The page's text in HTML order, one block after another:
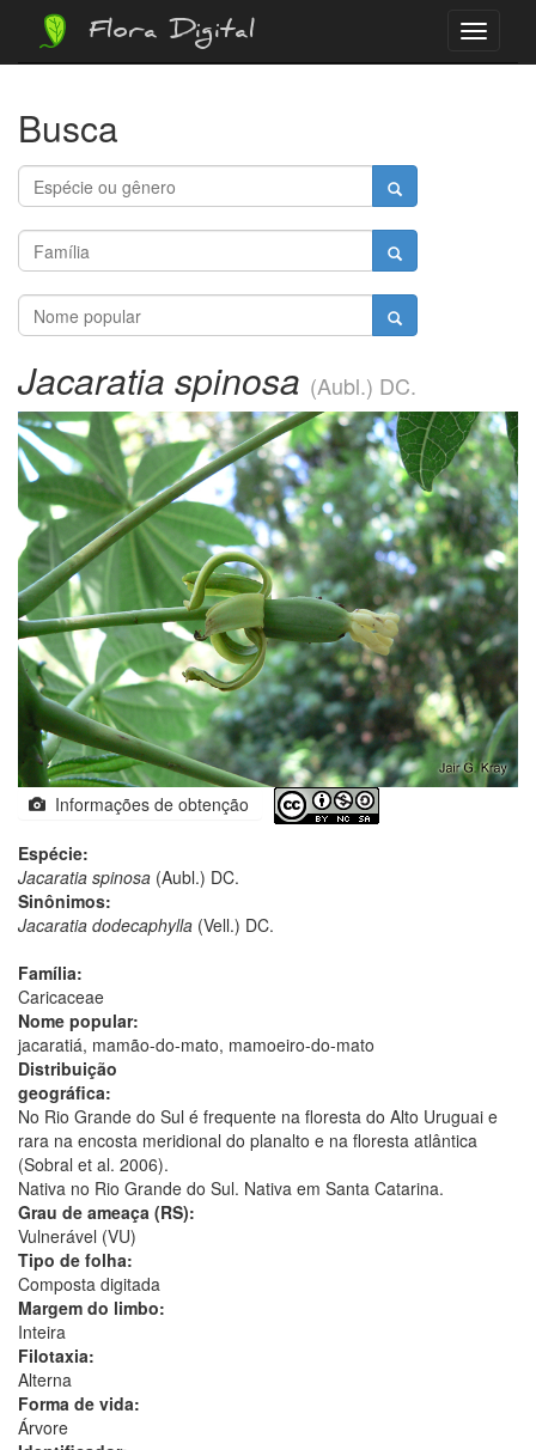
Menu
Flora Digital
Busca
Jacaratia spinosa (Aubl.) DC.
Informações de obtenção
Espécie:
Jacaratia spinosa (Aubl.) DC.
Sinônimos:
Jacaratia dodecaphylla (Vell.) DC.
Família:
Caricaceae
Nome popular:
jacaratiá, mamão-do-mato, mamoeiro-do-mato
Distribuição
geográfica:
No Rio Grande do Sul é frequente na floresta do Alto Uruguai e
rara na encosta meridional do planalto e na floresta atlântica
(Sobral et al. 2006).
Nativa no Rio Grande do Sul. Nativa em Santa Catarina.
Grau de ameaça (RS):
Vulnerável (VU)
Tipo de folha:
Composta digitada
Margem do limbo:
Inteira
Filotaxia:
Alterna
Forma de vida:
Árvore